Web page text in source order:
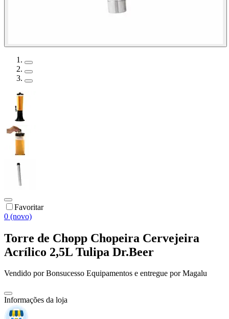
Favoritar
0 (novo)
Torre de Chopp Chopeira Cervejeira
Acrílico 2,5L Tulipa Dr.Beer
Vendido porBonsucesso Equipamentos e entregue por Magalu
Informações da loja